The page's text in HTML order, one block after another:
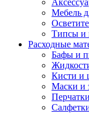
Мебель
Типсы и
Расходные
Бафы и
Кисти и
Маски и
Перчатки